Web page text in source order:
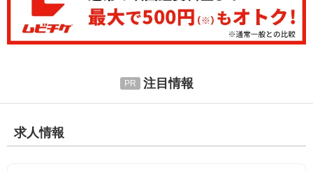
注目情報
求人情報